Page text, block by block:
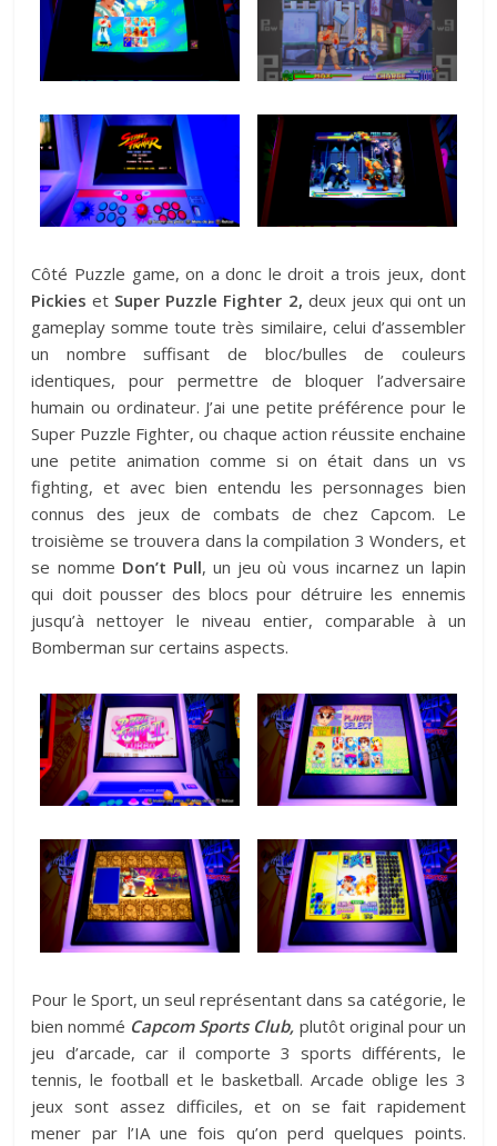
Côté Puzzle game, on a donc le droit a trois jeux, dont
Pickies et Super Puzzle Fighter 2, deux jeux qui ont un
gameplay somme toute très similaire, celui d’assembler
un nombre suffisant de bloc/bulles de couleurs
identiques, pour permettre de bloquer l’adversaire
humain ou ordinateur. J’ai une petite préférence pour le
Super Puzzle Fighter, ou chaque action réussite enchaine
une petite animation comme si on était dans un vs
fighting, et avec bien entendu les personnages bien
connus des jeux de combats de chez Capcom. Le
troisième se trouvera dans la compilation 3 Wonders, et
se nomme Don’t Pull, un jeu où vous incarnez un lapin
qui doit pousser des blocs pour détruire les ennemis
jusqu’à nettoyer le niveau entier, comparable à un
Bomberman sur certains aspects.
Pour le Sport, un seul représentant dans sa catégorie, le
bien nommé Capcom Sports Club, plutôt original pour un
jeu d’arcade, car il comporte 3 sports différents, le
tennis, le football et le basketball. Arcade oblige les 3
jeux sont assez difficiles, et on se fait rapidement
mener par l’IA une fois qu’on perd quelques points.